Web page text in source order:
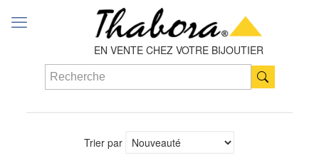
EN VENTE CHEZ VOTRE BIJOUTIER
Trier par